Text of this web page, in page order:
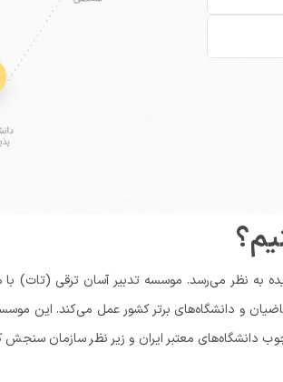
به نظر می‌رسد. موسسه تدبیر آسان ترقی (تات)
و دانشگاه‌های برتر کشور عمل می‌کند. این
دانشگاه‌های معتبر ایران و زیر نظر سازمان سنجش